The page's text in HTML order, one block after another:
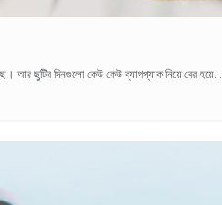
আর ছুটির দিনগুলো কেউ কেউ ব্যাগপ্যাক নিয়ে বের হয়ে...